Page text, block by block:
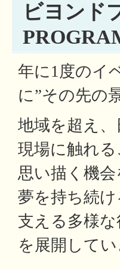
ビヨンド
年に1度のイ
に”その先の
地域を超え
現場に触れ
思い描く機
夢を持ち続
支える多様
を展開してい